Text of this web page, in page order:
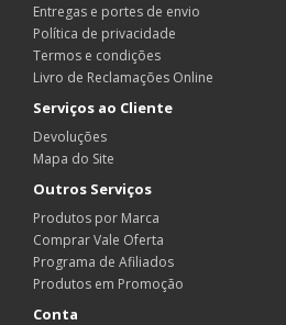
Entregas e portes de envio
Política de privacidade
Termos e condições
Livro de Reclamações Online
Serviços ao Cliente
Devoluções
Mapa do Site
Outros Serviços
Produtos por Marca
Comprar Vale Oferta
Programa de Afiliados
Produtos em Promoção
Conta